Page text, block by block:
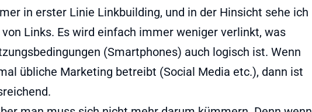
in erster Linie Linkbuilding, und in der Hinsicht sehe ich
Links. Es wird einfach immer weniger verlinkt, was
(Smartphones) auch logisch ist. Wenn
übliche Marketing betreibt (Social Media etc.), dann ist